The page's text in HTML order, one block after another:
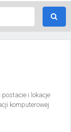
i lokacje
komputerowej